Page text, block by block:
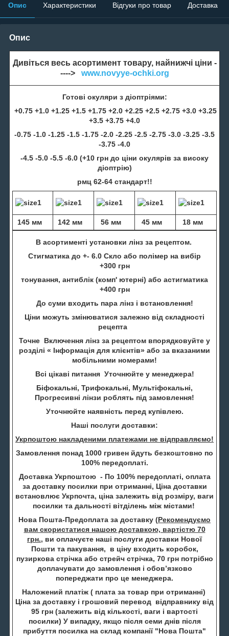
Опис Характеристики Відгуки про товар Доставка
Опис
Дивіться весь асортимент товару, найнижчі ціни -
----> www.novyye-ochki.org
Готові окуляри з діоптріями:
+0.75 +1.0 +1.25 +1.5 +1.75 +2.0 +2.25 +2.5 +2.75 +3.0 +3.25
+3.5 +3.75 +4.0
-0.75 -1.0 -1.25 -1.5 -1.75 -2.0 -2.25 -2.5 -2.75 -3.0 -3.25 -3.5
-3.75 -4.0
-4.5 -5.0 -5.5 -6.0 (+10 грн до ціни окулярів за високу
діоптрію)
рмц 62-64 стандарт!!
145 мм 142 мм 56 мм 45 мм 18 мм
В асортименті установки лінз за рецептом.
Стигматика до +- 6.0 Скло або полімер на вибір
+300 грн
тонування, антиблік (комп' ютерні) або астигматика
+400 грн
До суми входить пара лінз і встановлення!
Ціни можуть змінюватися залежно від складності
рецепта
Точне Включення лінз за рецептом впорядковуйте у
розділі « Інформація для клієнтів» або за вказаними
мобільними номерами!
Всі цікаві питання Уточнюйте у менеджера!
Біфокальні, Трифокальні, Мультіфокальні,
Прогресивні лінзи роблять під замовлення!
Уточнюйте наявність перед купівлею.
Наші послуги доставки:
Укрпоштою накладеними платежами не відправляємо!
Замовлення понад 1000 гривен йдуть безкоштовно по
100% передоплаті.
Доставка Укрпоштою - По 100% передоплаті, оплата
за доставку посилки при отриманні, Ціна доставки
встановлює Укрпочта, ціна залежить від розміру, ваги
посилки та дальності вітділень між містами!
Нова Пошта-Предоплата за доставку (Рекомендуємо
вам скористатися нашою доставкою, вартістю 70
грн., ви оплачуєте наші послуги доставки Нової
Пошти та пакування, в ціну входить коробок,
пузиркова стрічка або стрейч стрічка, 70 грн потрібно
доплачувати до замовлення і обов’язково
попереджати про це менеджера.
Наложений платіж ( плата за товар при отриманні)
Ціна за доставку і грошовий перевод відправнику від
95 грн (залежить від кількості, ваги і вартості
посилки) У випадку, якщо після семи днів після
прибуття посилка на склад компанії "Нова Пошта"